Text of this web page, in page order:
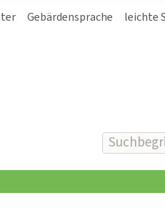
Gebärdensprache leichte